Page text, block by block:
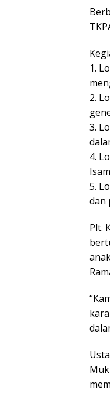
1.
2.
3.
4.
5.
dan
Plt.